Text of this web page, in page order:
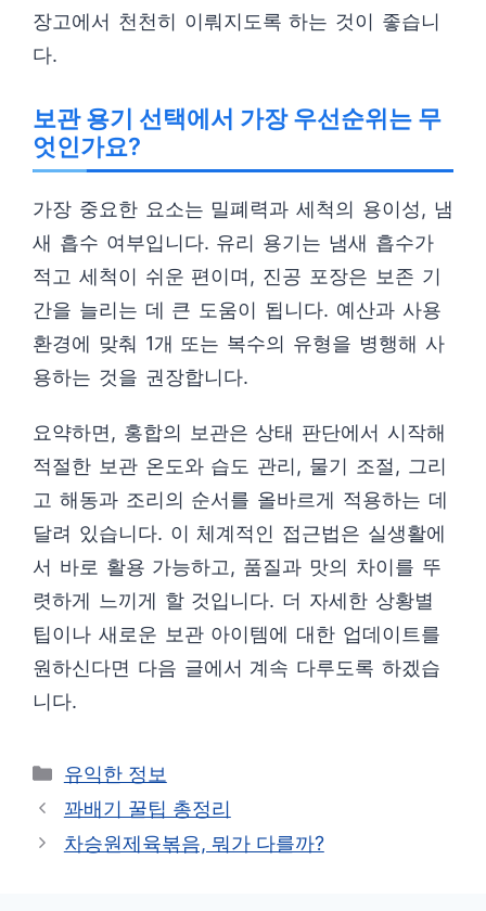
장고에서 천천히 이뤄지도록 하는 것이 좋습니
다.
보관 용기 선택에서 가장 우선순위는 무
엇인가요?
가장 중요한 요소는 밀폐력과 세척의 용이성, 냄
새 흡수 여부입니다. 유리 용기는 냄새 흡수가
적고 세척이 쉬운 편이며, 진공 포장은 보존 기
간을 늘리는 데 큰 도움이 됩니다. 예산과 사용
환경에 맞춰 1개 또는 복수의 유형을 병행해 사
용하는 것을 권장합니다.
요약하면, 홍합의 보관은 상태 판단에서 시작해
적절한 보관 온도와 습도 관리, 물기 조절, 그리
고 해동과 조리의 순서를 올바르게 적용하는 데
달려 있습니다. 이 체계적인 접근법은 실생활에
서 바로 활용 가능하고, 품질과 맛의 차이를 뚜
렷하게 느끼게 할 것입니다. 더 자세한 상황별
팁이나 새로운 보관 아이템에 대한 업데이트를
원하신다면 다음 글에서 계속 다루도록 하겠습
니다.
카
테
리
유익한 정보
꽈배기 꿀팁 총정리
차승원제육볶음, 뭐가 다를까?